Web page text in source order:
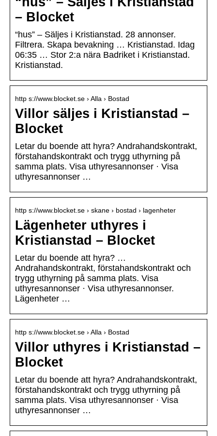
– Blocket
“hus” – Säljes i Kristianstad. 28 annonser.
Filtrera. Skapa bevakning … Kristianstad. Idag
06:35 … Stor 2:a nära Badriket i Kristianstad.
Kristianstad.
http s://www.blocket.se › Alla › Bostad
Villor säljes i Kristianstad –
Blocket
Letar du boende att hyra? Andrahandskontrakt,
förstahandskontrakt och trygg uthyrning på
samma plats. Visa uthyresannonser · Visa
uthyresannonser …
http s://www.blocket.se › skane › bostad › lagenheter
Lägenheter uthyres i
Kristianstad – Blocket
Letar du boende att hyra? …
Andrahandskontrakt, förstahandskontrakt och
trygg uthyrning på samma plats. Visa
uthyresannonser · Visa uthyresannonser.
Lägenheter …
http s://www.blocket.se › Alla › Bostad
Villor uthyres i Kristianstad –
Blocket
Letar du boende att hyra? Andrahandskontrakt,
förstahandskontrakt och trygg uthyrning på
samma plats. Visa uthyresannonser · Visa
uthyresannonser …